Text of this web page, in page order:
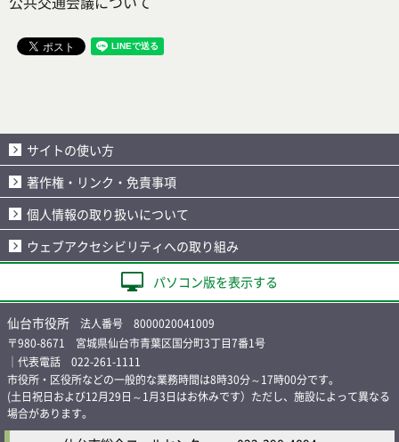
サイトの使い方
著作権・リンク・免責事項
個人情報の取り扱いについて
ウェブアクセシビリティへの取り組み
パソコン版を表示する
仙台市役所 法人番号 8000020041009
〒980-8671 宮城県仙台市青葉区国分町3丁目7番1号
｜代表電話 022-261-1111
市役所・区役所などの一般的な業務時間は8時30分～17時00分です。
(土日祝日および12月29日～1月3日はお休みです）ただし、施設によって異なる
場合があります。